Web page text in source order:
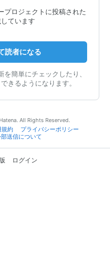
プロジェクトに投稿された
ています
読者になる
簡単にチェックしたり、
きるようになります。
All Rights Reserved.
規約
プライバシーポリシー
送信について
ログイン